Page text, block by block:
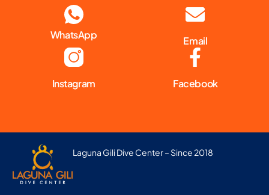
WhatsApp Email
Instagram Facebook
Laguna Gili Dive Center – Since 2018